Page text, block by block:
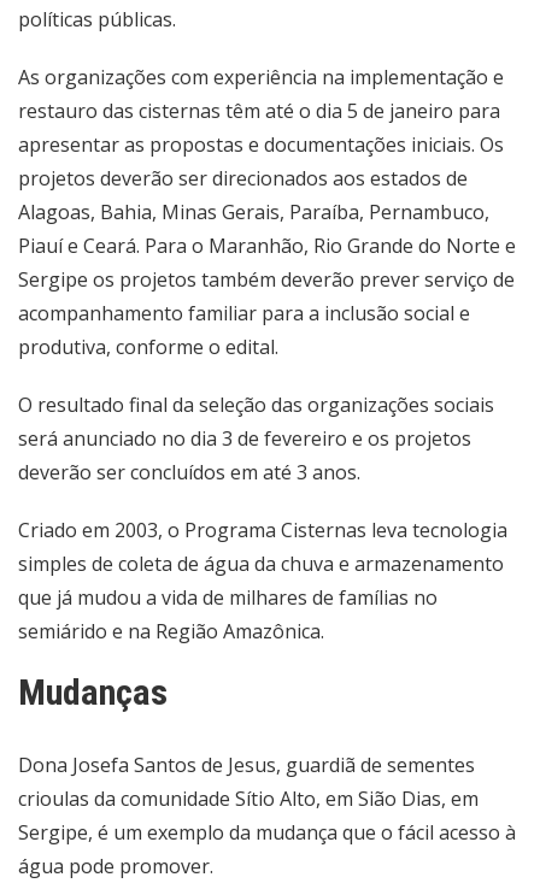
políticas públicas.
As organizações com experiência na implementação e
restauro das cisternas têm até o dia 5 de janeiro para
apresentar as propostas e documentações iniciais. Os
projetos deverão ser direcionados aos estados de
Alagoas, Bahia, Minas Gerais, Paraíba, Pernambuco,
Piauí e Ceará. Para o Maranhão, Rio Grande do Norte e
Sergipe os projetos também deverão prever serviço de
acompanhamento familiar para a inclusão social e
produtiva, conforme o edital.
O resultado final da seleção das organizações sociais
será anunciado no dia 3 de fevereiro e os projetos
deverão ser concluídos em até 3 anos.
Criado em 2003, o Programa Cisternas leva tecnologia
simples de coleta de água da chuva e armazenamento
que já mudou a vida de milhares de famílias no
semiárido e na Região Amazônica.
Mudanças
Dona Josefa Santos de Jesus, guardiã de sementes
crioulas da comunidade Sítio Alto, em Sião Dias, em
Sergipe, é um exemplo da mudança que o fácil acesso à
água pode promover.